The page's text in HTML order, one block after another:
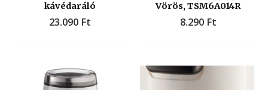
kávédaráló
23.090 Ft
Vörös, TSM6A014R
8.290 Ft